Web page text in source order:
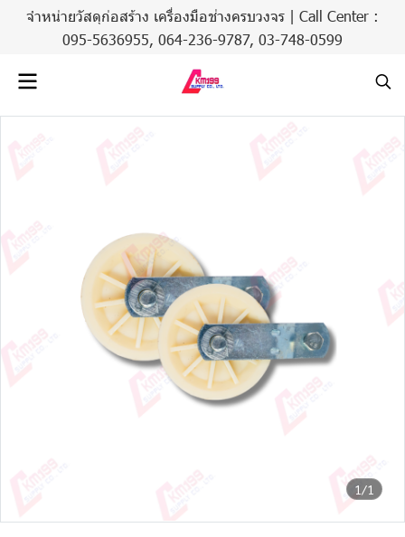
จำหน่ายวัสดุก่อสร้าง เครื่องมือช่างครบวงจร | Call Center :
095-5636955, 064-236-9787, 03-748-0599
1/1